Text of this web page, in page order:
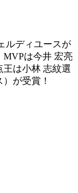
ルディユースが
MVPは今井 宏亮
は小林 志紋選
が受賞！